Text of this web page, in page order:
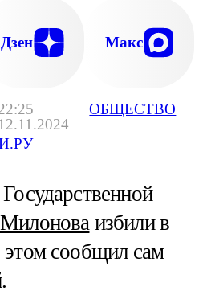
12.11.2024
ОБЩЕСТВО
Дзен Макс
избили в
сообщил сам